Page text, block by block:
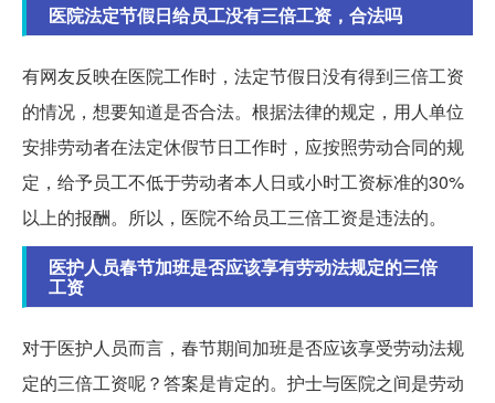
医院法定节假日给员工没有三倍工资，合法吗
有网友反映在医院工作时，法定节假日没有得到三倍工资
的情况，想要知道是否合法。根据法律的规定，用人单位
安排劳动者在法定休假节日工作时，应按照劳动合同的规
定，给予员工不低于劳动者本人日或小时工资标准的30%
以上的报酬。所以，医院不给员工三倍工资是违法的。
医护人员春节加班是否应该享有劳动法规定的三倍
工资
对于医护人员而言，春节期间加班是否应该享受劳动法规
定的三倍工资呢？答案是肯定的。护士与医院之间是劳动